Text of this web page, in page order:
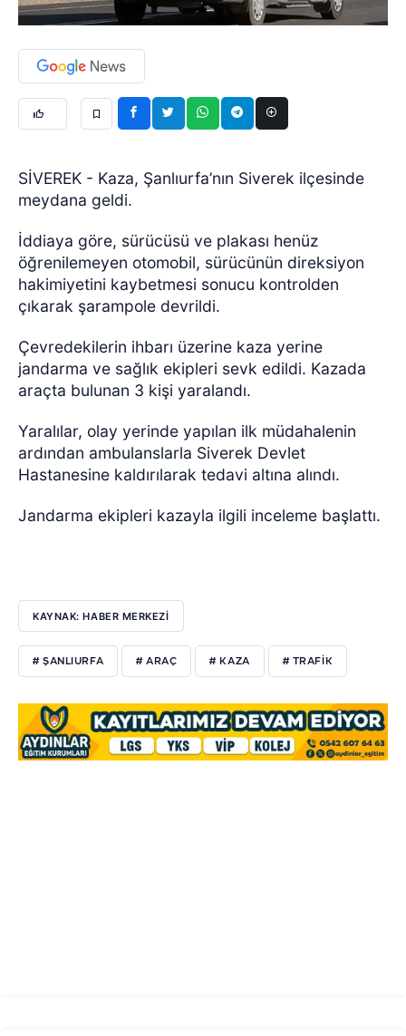
SİVEREK - Kaza, Şanlıurfa’nın Siverek ilçesinde
meydana geldi.
İddiaya göre, sürücüsü ve plakası henüz
öğrenilemeyen otomobil, sürücünün direksiyon
hakimiyetini kaybetmesi sonucu kontrolden
çıkarak şarampole devrildi.
Çevredekilerin ihbarı üzerine kaza yerine
jandarma ve sağlık ekipleri sevk edildi. Kazada
araçta bulunan 3 kişi yaralandı.
Yaralılar, olay yerinde yapılan ilk müdahalenin
ardından ambulanslarla Siverek Devlet
Hastanesine kaldırılarak tedavi altına alındı.
Jandarma ekipleri kazayla ilgili inceleme başlattı.
KAYNAK: HABER MERKEZİ
# ŞANLIURFA # ARAÇ # KAZA # TRAFİK